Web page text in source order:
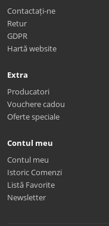
Contactați-ne
Retur
GDPR
Hartă website
Extra
Producatori
Vouchere cadou
Oferte speciale
Contul meu
Contul meu
Istoric Comenzi
Listă Favorite
Newsletter